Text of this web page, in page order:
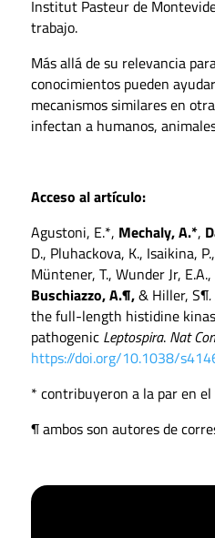
Institut Pasteur de
trabajo.
Más allá de su relevancia
conocimientos pueden
mecanismos similares en
infectan a humanos,
Acceso al artículo:
Agustoni, E.*, Mechaly, A.*,
D., Pluhackova, K., Isaikina, P.,
Müntener, T., Wunder Jr,
Buschiazzo, A.¶,& Hiller, S¶.
the full-length histidine
pathogenic Leptospira. Nat
https://doi.org/10.1038/
* contribuyeron a la par en
¶ ambos son autores de